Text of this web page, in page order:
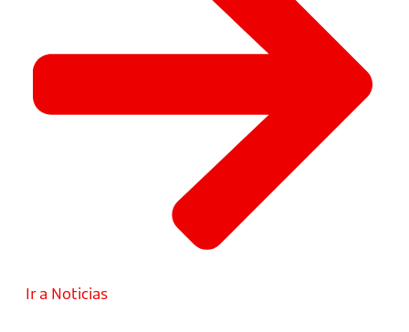
Ir a Noticias